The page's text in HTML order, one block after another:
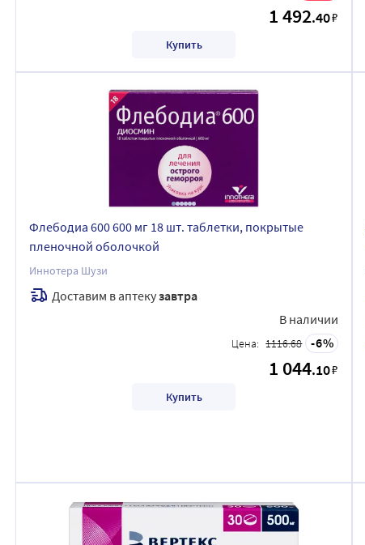
1 492.40₽
Купить
Флебодиа 600 600 мг 18 шт. таблетки, покрытые
пленочной оболочкой
Иннотера Шузи
Доставим в аптекузавтра
В наличии
Цена: 1116.68 6
1 044.10₽
Купить